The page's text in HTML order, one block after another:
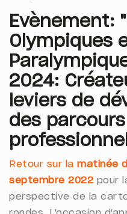
Evènement:
Olympiques
2024:
leviers de
des parcours
Retour sur la matinée
septembre 2022 pour
perspective de la